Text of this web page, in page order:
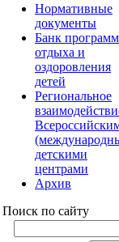
Нормативные
документы
Банк программ
отдыха и
оздоровления
детей
Региональное
детскими
центрами
Архив
Поиск по сайту